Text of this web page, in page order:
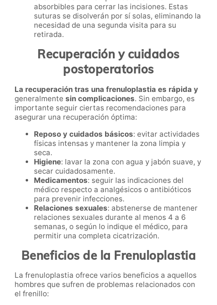
absorbibles para cerrar las incisiones. Estas
suturas se disolverán por sí solas, eliminando la
necesidad de una segunda visita para su
retirada.
Recuperación y cuidados
postoperatorios
La recuperación tras una frenuloplastia es rápida y
generalmente sin complicaciones. Sin embargo, es
importante seguir ciertas recomendaciones para
asegurar una recuperación óptima:
Reposo y cuidados básicos: evitar actividades
físicas intensas y mantener la zona limpia y
seca.
Higiene: lavar la zona con agua y jabón suave, y
secar cuidadosamente.
Medicamentos: seguir las indicaciones del
médico respecto a analgésicos o antibióticos
para prevenir infecciones.
Relaciones sexuales: abstenerse de mantener
relaciones sexuales durante al menos 4 a 6
semanas, o según lo indique el médico, para
permitir una completa cicatrización.
Beneficios de la Frenuloplastia
La frenuloplastia ofrece varios beneficios a aquellos
hombres que sufren de problemas relacionados con
el frenillo: